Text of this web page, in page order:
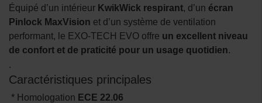
Équipé d’un intérieur KwikWick respirant, d’un écran
Pinlock MaxVision et d’un système de ventilation
performant, le EXO-TECH EVO offre un excellent niveau
de confort et de praticité pour un usage quotidien.
.
Caractéristiques principales
* Homologation ECE 22.06